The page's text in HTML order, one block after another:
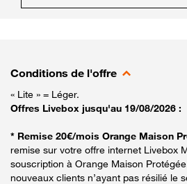
Conditions de l'offre
« Lite » = Léger.
Offres Livebox jusqu'au 19/08/2026 :
* Remise 20€/mois Orange Maison
remise sur votre offre internet Livebox
souscription à Orange Maison
nouveaux clients n’ayant pas résilié le